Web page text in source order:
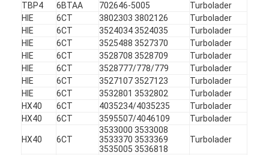
Zu Hause
Produkte
Videos
Über uns
Werksbesichtigung
TBP4
6BTAA 702646-5005
Turbolader
HIE
6CT 3802303 3802126
Turbolader
HIE
6CT 3524034 3524035
Turbolader
HIE
6CT 3525488 3527370
Turbolader
HIE
6CT 3528708 3528709
Turbolader
HIE
6CT 3528777/778/779
Turbolader
HIE
6CT 3527107 3527123
Turbolader
HIE
6CT 3532801 3532802
Turbolader
HX40
6CT 4035234/4035235
Turbolader
HX40
6CT 3595507/4046109 Turbolader
HX40 6CT
3533000 3533008
3533370 3533369
3535005 3536818
Turbolader